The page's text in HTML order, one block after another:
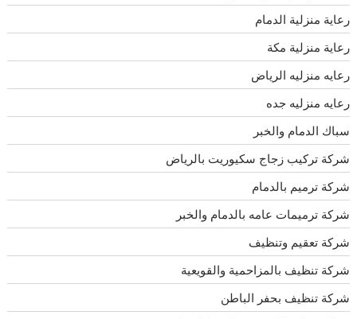
رعاية منزلية الدمام
رعاية منزلية مكة
رعايه منزليه الرياض
رعايه منزليه جده
سباك الدمام والخبر
شركة تركيب زجاج سكيوريت بالرياض
شركة ترميم بالدمام
شركة ترميمات عامه بالدمام والخبر
شركة تعقيم وتنظيف
شركة تنظيف بالمزاحمية والقويعية
شركة تنظيف بحفر الباطن